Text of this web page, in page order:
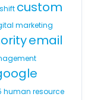
custom
marketing
email
human resource